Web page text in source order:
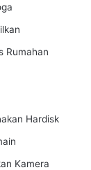
Rumahan
Hardisk
Kamera